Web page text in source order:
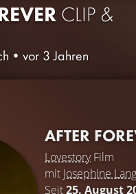
CLIP &
• vor 3 Jahren
AFTER
LovestoryFilm
mit Josephine
Seit25. August